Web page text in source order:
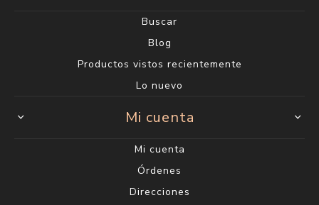
Buscar
Blog
Productos vistos recientemente
Lo nuevo
Mi cuenta
Mi cuenta
Órdenes
Direcciones